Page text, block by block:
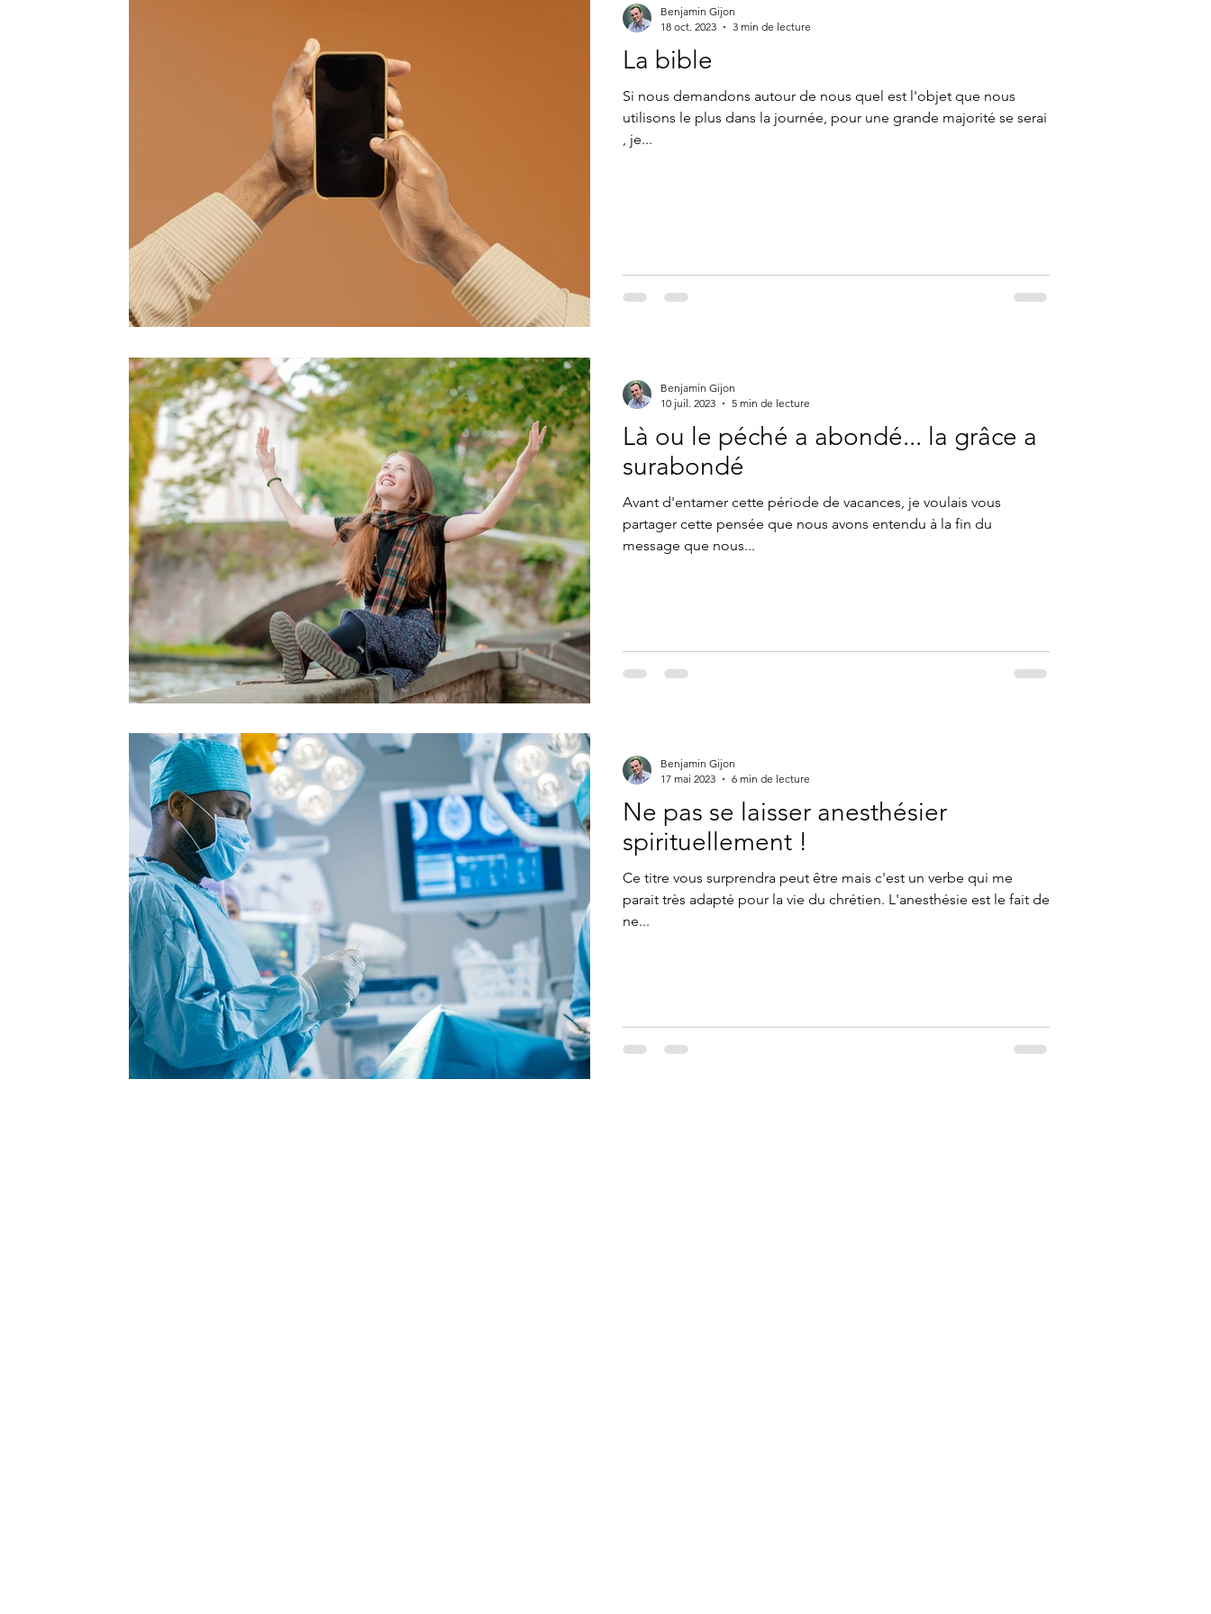
La bible
Si nous demandons autour de nous quel est l'objet que nous
utilisons le plus dans la journée, pour une grande majorité se serai
, je...
Benjamin Gijon
18 oct. 2023
3 min de lecture
Là ou le péché a abondé... la grâce a
surabondé
Avant d'entamer cette période de vacances, je voulais vous
partager cette pensée que nous avons entendu à la fin du
message que nous...
Benjamin Gijon
10 juil. 2023
5 min de lecture
Ne pas se laisser anesthésier
spirituellement !
Ce titre vous surprendra peut être mais c'est un verbe qui me
parait très adapté pour la vie du chrétien. L'anesthésie est le fait de
ne...
Benjamin Gijon
17 mai 2023
6 min de lecture